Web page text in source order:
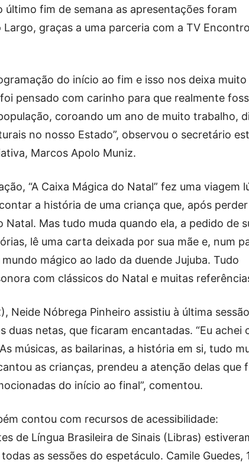
último fim de semana as apresentações foram
graças a uma parceria com a TV
do início ao fim e isso nos deixa muito
pensado com carinho para que realmente
coroando um ano de muito trabalho,
no nosso Estado”, observou o secretário
Marcos Apolo Muniz.
“A Caixa Mágica do Natal” fez uma viagem
a história de uma criança que, após perder
Natal. Mas tudo muda quando ela, a pedido de
lê uma carta deixada por sua mãe e, num
mágico ao lado da duende Jujuba. Tudo
com clássicos do Natal e muitas
Neide Nóbrega Pinheiro assistiu à última
duas netas, que ficaram encantadas. “Eu achei
músicas, as bailarinas, a história em si, tudo
as crianças, prendeu a atenção delas que
do início ao final”, comentou.
contou com recursos de acessibilidade:
de Língua Brasileira de Sinais (Libras)
as sessões do espetáculo. Camile Guedes,